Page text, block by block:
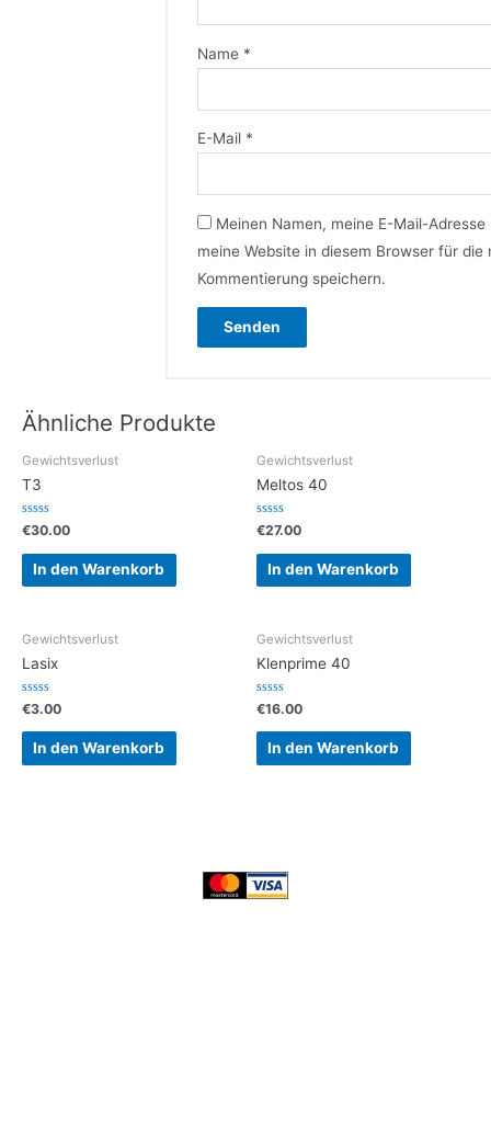
Name *
E-Mail *
Meinen Namen, meine E-Mail-Adresse
meine Website in diesem Browser für die
Kommentierung speichern.
Ähnliche Produkte
Gewichtsverlust
T3
Bewertet
mit
0
von
€30.00
In den Warenkorb
Gewichtsverlust
Meltos 40
Bewertet
mit
0
von
€27.00
In den Warenkorb
Gewichtsverlust
Lasix
Bewertet
mit
0
von
€3.00
In den Warenkorb
Gewichtsverlust
Klenprime 40
Bewertet
mit
0
von
€16.00
In den Warenkorb